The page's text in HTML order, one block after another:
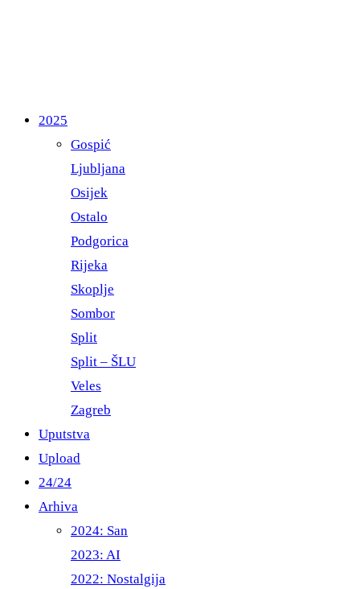
2025
Gospić
Ljubljana
Osijek
Ostalo
Podgorica
Rijeka
Skoplje
Sombor
Split
Split – ŠLU
Veles
Zagreb
Uputstva
Upload
24/24
Arhiva
2024: San
2023: AI
2022: Nostalgija